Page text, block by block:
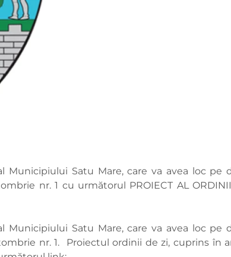
Municipiului Satu Mare, care va avea loc pe
nr. 1 cu următorul PROIECT AL
Municipiului Satu Mare, care va avea loc pe
nr. 1. Proiectul ordinii de zi, cuprins în